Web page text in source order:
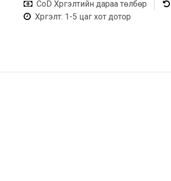
CoD Хүргэлтийн дараа төлбөр
Хүргэлт: 1-5 цаг хот дотор